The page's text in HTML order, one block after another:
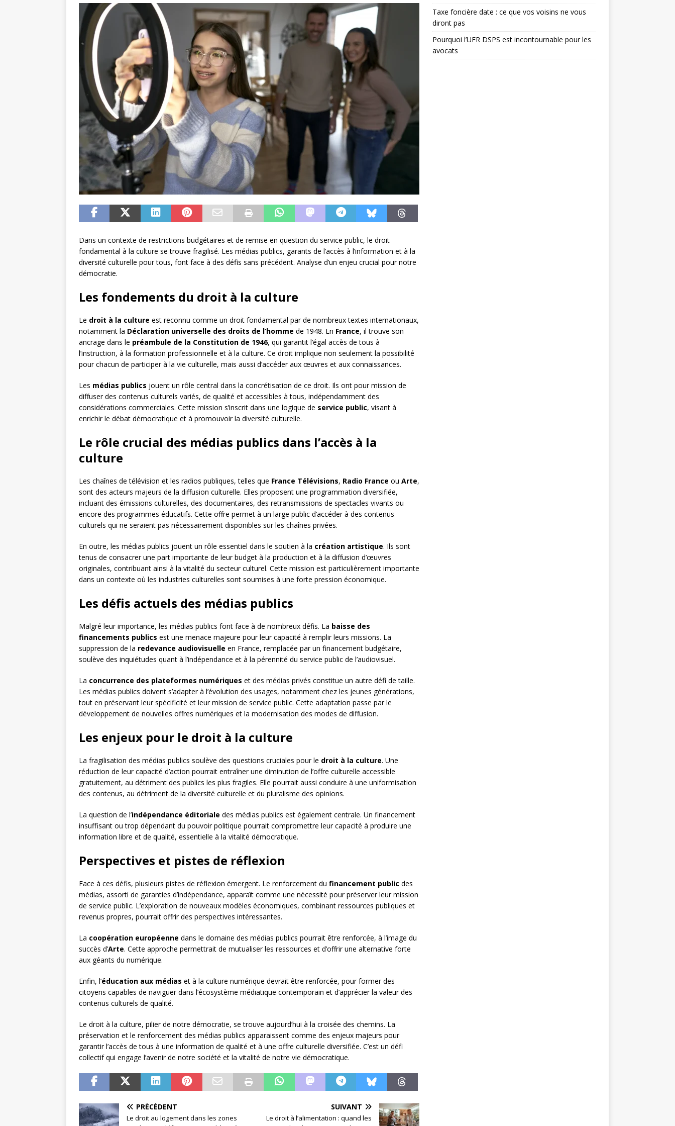
Dans un contexte de restrictions budgétaires et de remise en question du service public, le droit
fondamental à la culture se trouve fragilisé. Les médias publics, garants de l’accès à l’information et à la
diversité culturelle pour tous, font face à des défis sans précédent. Analyse d’un enjeu crucial pour notre
démocratie.
Les fondements du droit à la culture
Le droit à la culture est reconnu comme un droit fondamental par de nombreux textes internationaux,
notamment la Déclaration universelle des droits de l’homme de 1948. En France, il trouve son
ancrage dans le préambule de la Constitution de 1946, qui garantit l’égal accès de tous à
l’instruction, à la formation professionnelle et à la culture. Ce droit implique non seulement la possibilité
pour chacun de participer à la vie culturelle, mais aussi d’accéder aux œuvres et aux connaissances.
Les médias publics jouent un rôle central dans la concrétisation de ce droit. Ils ont pour mission de
diffuser des contenus culturels variés, de qualité et accessibles à tous, indépendamment des
considérations commerciales. Cette mission s’inscrit dans une logique de service public, visant à
enrichir le débat démocratique et à promouvoir la diversité culturelle.
Le rôle crucial des médias publics dans l’accès à la
culture
Les chaînes de télévision et les radios publiques, telles que France Télévisions, Radio France ou Arte,
sont des acteurs majeurs de la diffusion culturelle. Elles proposent une programmation diversifiée,
incluant des émissions culturelles, des documentaires, des retransmissions de spectacles vivants ou
encore des programmes éducatifs. Cette offre permet à un large public d’accéder à des contenus
culturels qui ne seraient pas nécessairement disponibles sur les chaînes privées.
En outre, les médias publics jouent un rôle essentiel dans le soutien à la création artistique. Ils sont
tenus de consacrer une part importante de leur budget à la production et à la diffusion d’œuvres
originales, contribuant ainsi à la vitalité du secteur culturel. Cette mission est particulièrement importante
dans un contexte où les industries culturelles sont soumises à une forte pression économique.
Les défis actuels des médias publics
Malgré leur importance, les médias publics font face à de nombreux défis. La baisse des
financements publics est une menace majeure pour leur capacité à remplir leurs missions. La
suppression de la redevance audiovisuelle en France, remplacée par un financement budgétaire,
soulève des inquiétudes quant à l’indépendance et à la pérennité du service public de l’audiovisuel.
La concurrence des plateformes numériques et des médias privés constitue un autre défi de taille.
Les médias publics doivent s’adapter à l’évolution des usages, notamment chez les jeunes générations,
tout en préservant leur spécificité et leur mission de service public. Cette adaptation passe par le
développement de nouvelles offres numériques et la modernisation des modes de diffusion.
Les enjeux pour le droit à la culture
La fragilisation des médias publics soulève des questions cruciales pour le droit à la culture. Une
réduction de leur capacité d’action pourrait entraîner une diminution de l’offre culturelle accessible
gratuitement, au détriment des publics les plus fragiles. Elle pourrait aussi conduire à une uniformisation
des contenus, au détriment de la diversité culturelle et du pluralisme des opinions.
La question de l’indépendance éditoriale des médias publics est également centrale. Un financement
insuffisant ou trop dépendant du pouvoir politique pourrait compromettre leur capacité à produire une
information libre et de qualité, essentielle à la vitalité démocratique.
Perspectives et pistes de réflexion
Face à ces défis, plusieurs pistes de réflexion émergent. Le renforcement du financement public des
médias, assorti de garanties d’indépendance, apparaît comme une nécessité pour préserver leur mission
de service public. L’exploration de nouveaux modèles économiques, combinant ressources publiques et
revenus propres, pourrait offrir des perspectives intéressantes.
La coopération européenne dans le domaine des médias publics pourrait être renforcée, à l’image du
succès d’Arte. Cette approche permettrait de mutualiser les ressources et d’offrir une alternative forte
aux géants du numérique.
Enfin, l’éducation aux médias et à la culture numérique devrait être renforcée, pour former des
citoyens capables de naviguer dans l’écosystème médiatique contemporain et d’apprécier la valeur des
contenus culturels de qualité.
Le droit à la culture, pilier de notre démocratie, se trouve aujourd’hui à la croisée des chemins. La
préservation et le renforcement des médias publics apparaissent comme des enjeux majeurs pour
garantir l’accès de tous à une information de qualité et à une offre culturelle diversifiée. C’est un défi
collectif qui engage l’avenir de notre société et la vitalité de notre vie démocratique.
PRÉCÉDENT
Le droit au logement dans les zones
SUIVANT
Le droit à l’alimentation : quand les
Taxe foncière date : ce que vos voisins ne vous
diront pas
Pourquoi l’UFR DSPS est incontournable pour les
avocats